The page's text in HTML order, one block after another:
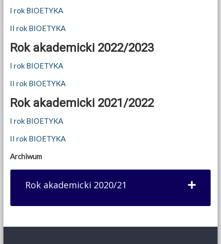
I rok BIOETYKA
II rok BIOETYKA
Rok akademicki 2022/2023
I rok BIOETYKA
II rok BIOETYKA
Rok akademicki 2021/2022
I rok BIOETYKA
II rok BIOETYKA
Archiwum
Rok akademicki 2020/21